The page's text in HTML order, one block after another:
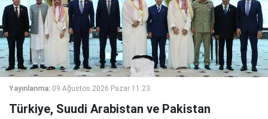
Yayınlanma: 09 Ağustos 2026 Pazar 11:23
Türkiye, Suudi Arabistan ve Pakistan